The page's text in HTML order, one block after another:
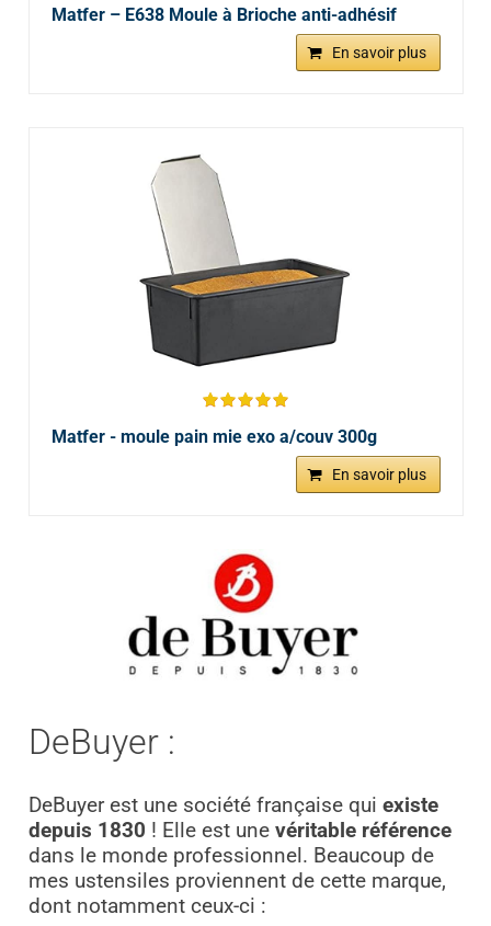
Matfer – E638 Moule à Brioche anti-adhésif
En savoir plus
Matfer - moule pain mie exo a/couv 300g
En savoir plus
DeBuyer :
DeBuyer est une société française qui existe
depuis 1830 ! Elle est une véritable référence
dans le monde professionnel. Beaucoup de
mes ustensiles proviennent de cette marque,
dont notamment ceux-ci :